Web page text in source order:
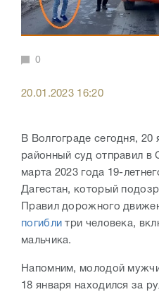
0
20.01.2023 16:20
В Волгограде сегодня, 20
районный суд отправил
марта 2023 года 19-
Дагестан, который
Правил дорожного
погибли три человека,
мальчика.
Напомним, молодой
18 января находился за